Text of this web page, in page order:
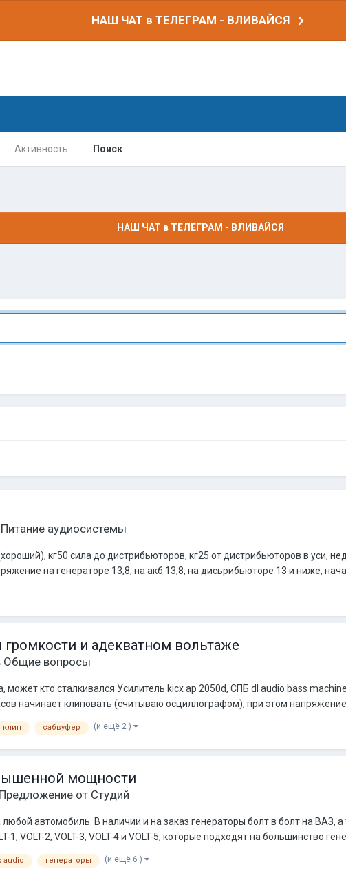
НАШ ЧАТ в ТЕЛЕГРАМ - ВЛИВАЙСЯ
Активность Поиск
НАШ ЧАТ в ТЕЛЕГРАМ - ВЛИВАЙСЯ
Питание аудиосистемы
кг50 сила до дистрибьюторов, кг25 от дистрибьюторов в уси,
на генераторе 13,8, на акб 13,8, на дисьрибьюторе 13 и ниже,
и адекватном вольтаже
Общие вопросы
может кто сталкивался Усилитель kicx ap 2050d, СПБ dl audio bass
начинает клиповать (считываю осциллографом), при этом напряжение
клип сабвуфер (и ещё 2 )
мощности
Предложение от Студий
автомобиль. В наличии и на заказ генераторы болт в болт на ВАЗ,
1, VOLT-2, VOLT-3, VOLT-4 и VOLT-5, которые подходят на большинство
audio генераторы (и ещё 6 )